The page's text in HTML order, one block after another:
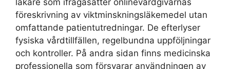
läkare som ifrågasätter onlinevårdgivarnas
föreskrivning av viktminskningsläkemedel utan
omfattande patientutredningar. De efterlyser
fysiska vårdtillfällen, regelbundna uppföljningar
och kontroller. På andra sidan finns medicinska
professionella som försvarar användningen av